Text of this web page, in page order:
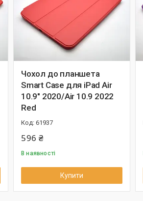
Чохол до планшета
Smart Case для iPad Air
10.9" 2020/Air 10.9 2022
Red
61937
596 ₴
В наявності
Купити